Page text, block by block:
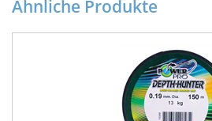
Ähnliche Produkte